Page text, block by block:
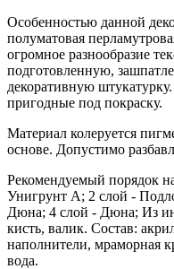
Особенностью данной
полуматовая
огромное разнообразие
подготовленную,
декоративную
пригодные под покраску.
Материал колеруется
основе. Допустимо
Рекомендуемый порядок
Унигрунт А; 2 слой -
Дюна; 4 слой - Дюна; Из
кисть, валик. Состав:
наполнители, мраморная
вода.